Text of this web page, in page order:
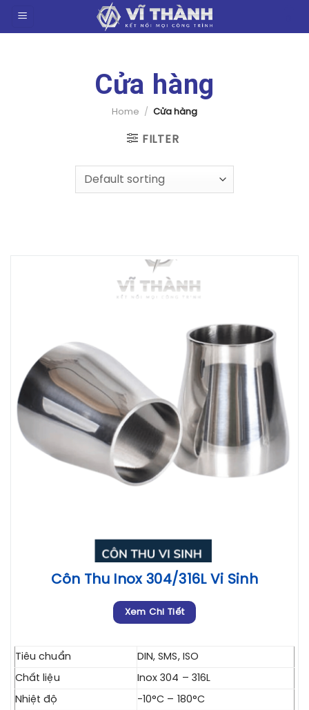
Cửa hàng
Home / Cửa hàng
FILTER
Côn Thu Inox 304/316L Vi Sinh
Xem Chi Tiết
Tiêu chuẩn
DIN, SMS, ISO
Chất liệu
Inox 304 – 316L
Nhiệt độ
-10°C – 180°C